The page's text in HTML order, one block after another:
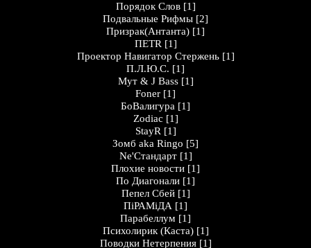
Порядок Слов [1]
Подвальные Рифмы [2]
Призрак(Антанта) [1]
ПЕТR [1]
Проектор Навигатор Стержень [1]
П.Л.Ю.С. [1]
Мут & J Bass [1]
Foner [1]
БоВалигура [1]
Zodiac [1]
StayR [1]
Зомб aka Ringo [5]
Ne'Стандарт [1]
Плохие новости [1]
По Диагонали [1]
Пепел Сбей [1]
ПіРАМіДА [1]
Парабеллум [1]
Психолирик (Каста) [1]
Поводки Нетерпения [1]